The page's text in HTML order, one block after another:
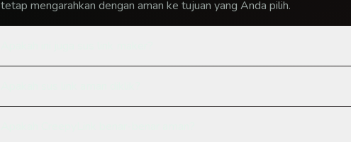
tetap mengarahkan dengan aman ke tujuan yang Anda pilih.